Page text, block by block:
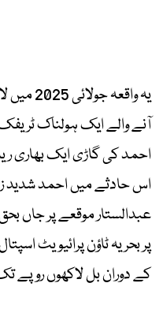
یہ
آنے والے ایک ہولناک
احمد کی گاڑی ایک بھاری
اس حادثے میں احمد شدید
عبدالستار موقعے پر جاں
پر بحریہ ٹاؤن پرائیویٹ
کے دوران بل لاکھوں روپے